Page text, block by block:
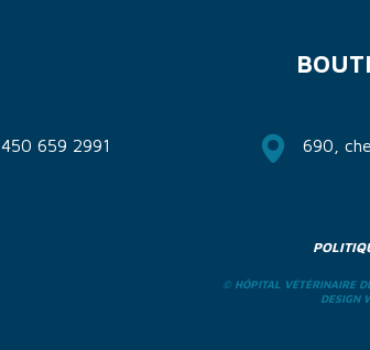
450 659 2991 690,
© HÔPITAL VÉTÉRINAIRE
DESIGN